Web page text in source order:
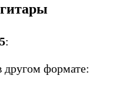
:
другом формате: